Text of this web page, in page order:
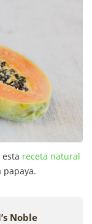
receta natural
papaya.
Noble